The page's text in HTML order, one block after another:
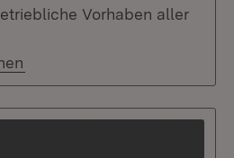
Vorhaben aller